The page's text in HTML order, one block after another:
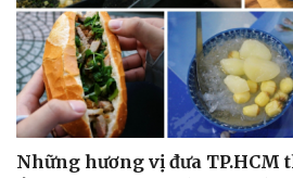
Những hương vị đưa